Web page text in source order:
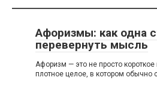
Афоризмы: как одна
перевернуть мысль
Афоризм — это не просто
плотное целое, в котором обычно